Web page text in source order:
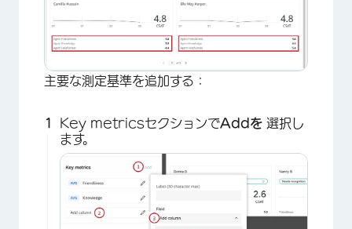
主要な測定基準を追加する：
Key metricsセクションでAddを 選択し
ます。